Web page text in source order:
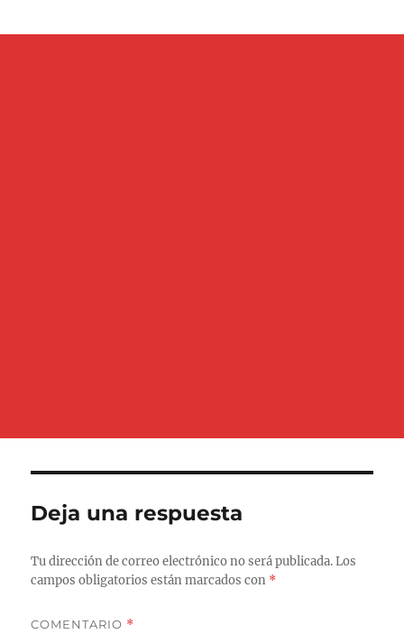
Deja una respuesta
Tu dirección de correo electrónico no será publicada. Los
campos obligatorios están marcados con *
COMENTARIO *